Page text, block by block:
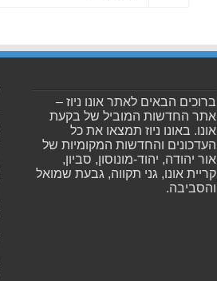
ברוכים הבאים לאתר אונו ניוז –
אתר החדשות המוביל של בקעת
אונו. באונו ניוז תמצאו את כל
העדכונים והחדשות המקומיות של
אור יהודה, יהוד-מונוסון, סביון,
קריית אונו, גני תקווה, גבעת שמואל
והסביבה.